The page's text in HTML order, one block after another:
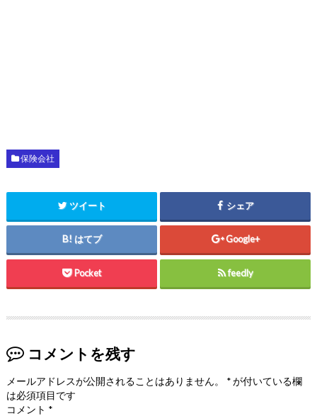
保険会社
ツイート シェア
はてブ Google+
Pocket feedly
コメントを残す
メールアドレスが公開されることはありません。 *が付いている欄
は必須項目です
コメント *